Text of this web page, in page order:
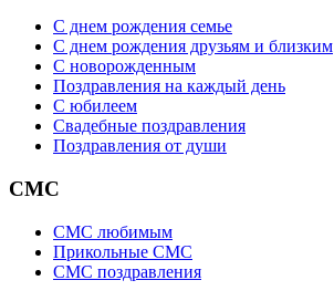
С днем рождения семье
С днем рождения друзьям и близким
C новорожденным
Поздравления на каждый день
С юбилеем
Свадебные поздравления
Поздравления от души
СМС
СМС любимым
Прикольные СМС
СМС поздравления